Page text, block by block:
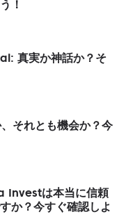
！
真実か神話か？そ
それとも機会か？今
は本当に信頼
か？今すぐ確認しよ